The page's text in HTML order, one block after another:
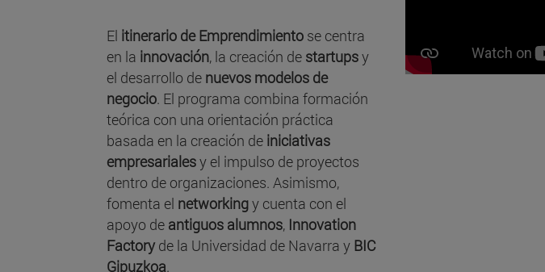
El itinerario de Emprendimiento se centra
en la innovación, la creación de startupsy
el desarrollo de nuevos modelos de
negocio. El programa combina formación
teórica con una orientación práctica
basada en la creación de iniciativas
empresarialesy el impulso de proyectos
dentro de organizaciones. Asimismo,
fomenta el networkingy cuenta con el
apoyo de antiguos alumnos, Innovation
Factoryde la Universidad de Navarra y BIC
Gipuzkoa.